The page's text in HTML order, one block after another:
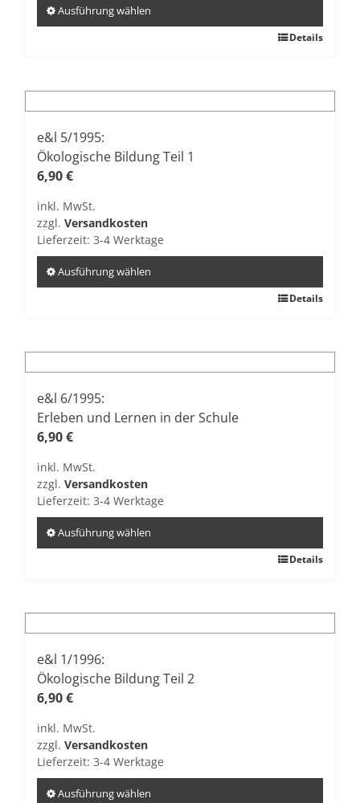
werden
Ausführung wählen
mehrere
Varianten
auf.
Die
Optionen
auf
der
gewählt
werden
Details
e&l 5/1995:
Ökologische Bildung Teil 1
6,90€
inkl. MwSt.
zzgl. Versandkosten
Lieferzeit: 3-4 Werktage
Ausführung wählen
mehrere
Varianten
auf.
Die
Optionen
auf
der
gewählt
werden
Details
e&l 6/1995:
Erleben und Lernen in der Schule
6,90€
inkl. MwSt.
zzgl. Versandkosten
Lieferzeit: 3-4 Werktage
Ausführung wählen
mehrere
Varianten
auf.
Die
Optionen
auf
der
gewählt
Details
e&l 1/1996:
Ökologische Bildung Teil 2
6,90€
inkl. MwSt.
zzgl. Versandkosten
Lieferzeit: 3-4 Werktage
Ausführung wählen